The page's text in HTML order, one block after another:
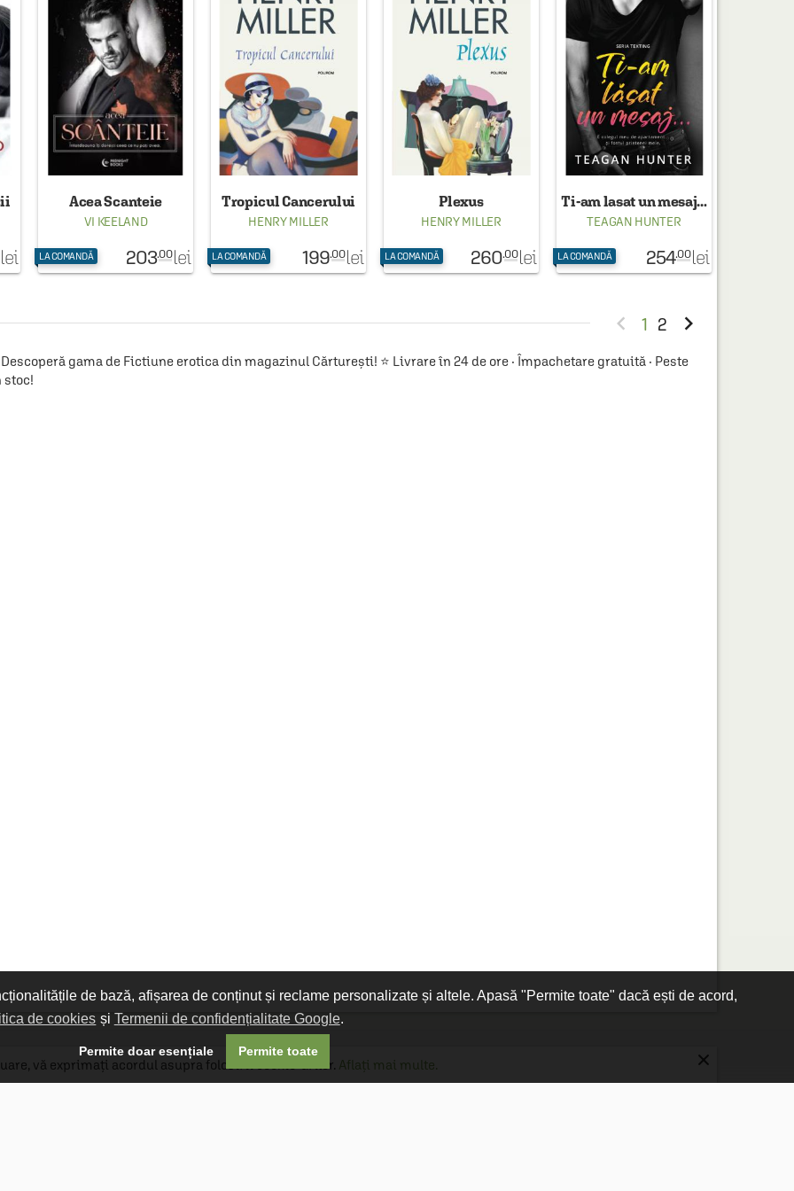
de bază, afișarea de conținut și reclame personalizate și altele. Apasă "Permite toate" dacă ești de acord,
de cookies și Termenii de confidențialitate Google.
Permite doar esențiale Permite toate
lei
Acea Scanteie
VI KEELAND
LA COMANDĂ 203.00 lei
Tropicul Cancerului
HENRY MILLER
LA COMANDĂ 199.00 lei
Plexus
HENRY MILLER
LA COMANDĂ 260.00 lei
Ti-am lasat un mesaj...
TEAGAN HUNTER
LA COMANDĂ 254.00 lei
 1 2 
Descoperă gama de Fictiune erotica din magazinul Cărturești! ⭐ Livrare în 24 de ore · Împachetare gratuită · Peste
stoc!
Livrare gratuită
vă exprimați acordul asupra folosirii cookie-urilor. Aflați mai multe. ×